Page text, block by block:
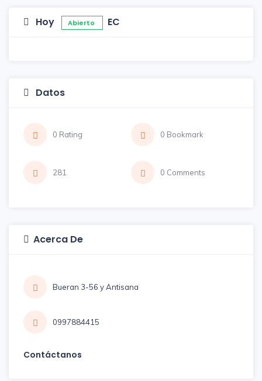
Hoy Abierto EC
Datos
0 Rating 0 Bookmark
281 0 Comments
Acerca De
Bueran 3-56 y Antisana
0997884415
Contáctanos